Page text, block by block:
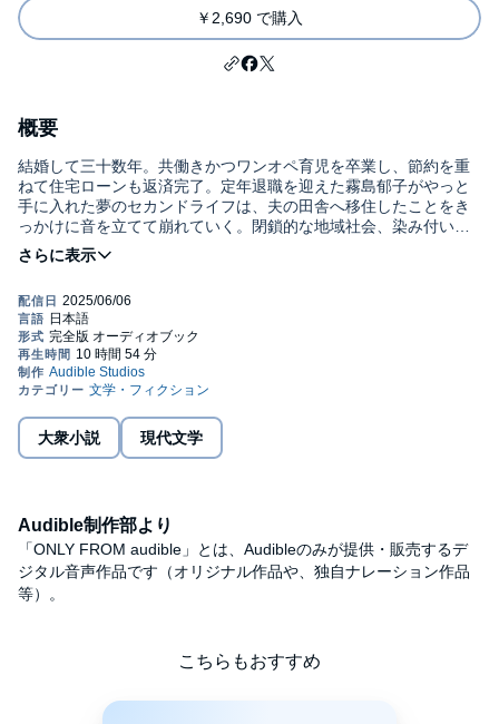
￥2,690 で購入
概要
結婚して三十数年。共働きかつワンオペ育児を卒業し、節約を重
ねて住宅ローンも返済完了。定年退職を迎えた霧島郁子がやっと
手に入れた夢のセカンドライフは、夫の田舎へ移住したことをき
っかけに音を立てて崩れていく。閉鎖的な地域社会、染み付いた
男尊女卑――時代遅れな現実を前に打ちのめされる郁子だった
が、ある日出会った銀髪の女性議員・市川ミサオの強烈な後押し
れ育った落合由香も巻き込み、ミサオ(80代)、郁子(60代)、由香
(30代)は世代をこえて「私たち」を取り巻く問題に立ち向かう!©
垣谷 美雨 (P)2025 Audible, Inc.
大衆小説 現代文学
Audible制作部より
「ONLY FROM audible」とは、Audibleのみが提供・販売するデ
ジタル音声作品です（オリジナル作品や、独自ナレーション作品
等）。
こちらもおすすめ